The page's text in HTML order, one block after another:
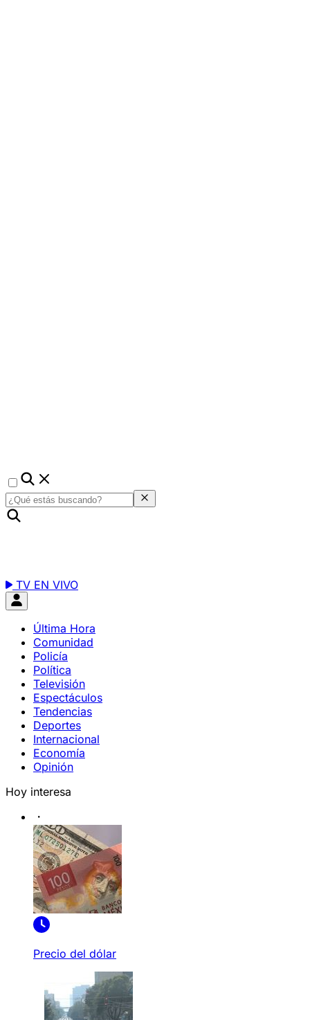
TV EN VIVO
Última Hora
Comunidad
Policía
Política
Televisión
Espectáculos
Tendencias
Deportes
Internacional
Economía
Opinión
Hoy interesa
Precio del dólar